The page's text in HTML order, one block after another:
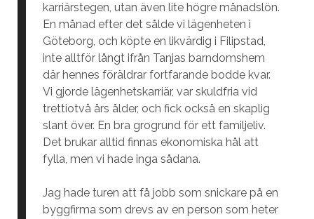
karriärstegen, utan även lite högre månadslön.
En månad efter det sålde vi lägenheten i
Göteborg, och köpte en likvärdig i Filipstad,
inte alltför långt ifrån Tanjas barndomshem
där hennes föräldrar fortfarande bodde kvar.
Vi gjorde lägenhetskarriär, var skuldfria vid
trettiotvå års ålder, och fick också en skaplig
slant över. En bra grogrund för ett familjeliv.
Det brukar alltid finnas ekonomiska hål att
fylla, men vi hade inga sådana.
Jag hade turen att få jobb som snickare på en
byggfirma som drevs av en person som heter